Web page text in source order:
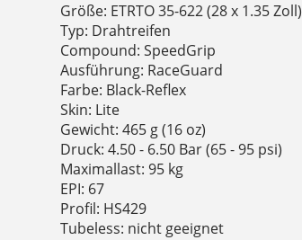
Größe: ETRTO 35-622 (28 x 1.35 Zoll)
Typ: Drahtreifen
Compound: SpeedGrip
Ausführung: RaceGuard
Farbe: Black-Reflex
Skin: Lite
Gewicht: 465 g (16 oz)
Druck: 4.50 - 6.50 Bar (65 - 95 psi)
Maximallast: 95 kg
EPI: 67
Profil: HS429
Tubeless: nicht geeignet